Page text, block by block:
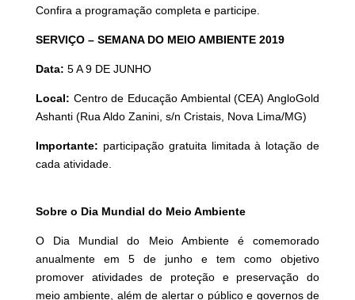
Confira a programação completa e participe.
SERVIÇO – SEMANA DO MEIO AMBIENTE 2019
Data: 5 A 9 DE JUNHO
Local: Centro de Educação Ambiental (CEA) AngloGold
Ashanti (Rua Aldo Zanini, s/n Cristais, Nova Lima/MG)
Importante: participação gratuita limitada à lotação de
cada atividade.
Sobre o Dia Mundial do Meio Ambiente
O Dia Mundial do Meio Ambiente é comemorado
anualmente em 5 de junho e tem como objetivo
promover atividades de proteção e preservação do
meio ambiente, além de alertar o público e governos de